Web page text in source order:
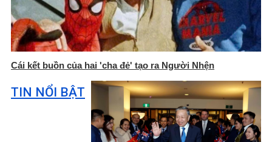
Cái kết buồn của hai 'cha đẻ' tạo ra Người Nhện
TIN NỔI BẬT